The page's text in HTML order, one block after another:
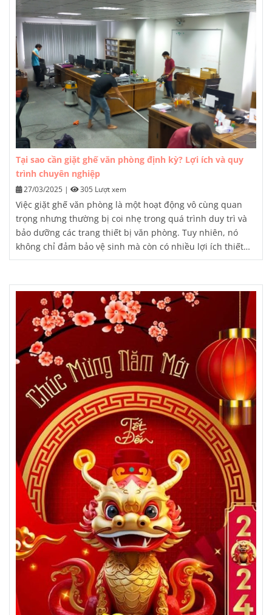
Tại sao cần giặt ghế văn phòng định kỳ? Lợi ích và quy
trình chuyên nghiệp
27/03/2025 | 305 Lượt xem
Việc giặt ghế văn phòng là một hoạt động vô cùng quan
trọng nhưng thường bị coi nhẹ trong quá trình duy trì và
bảo dưỡng các trang thiết bị văn phòng. Tuy nhiên, nó
không chỉ đảm bảo vệ sinh mà còn có nhiều lợi ích thiết
thực khác mà các doanh nghiệp không nên bỏ qua.